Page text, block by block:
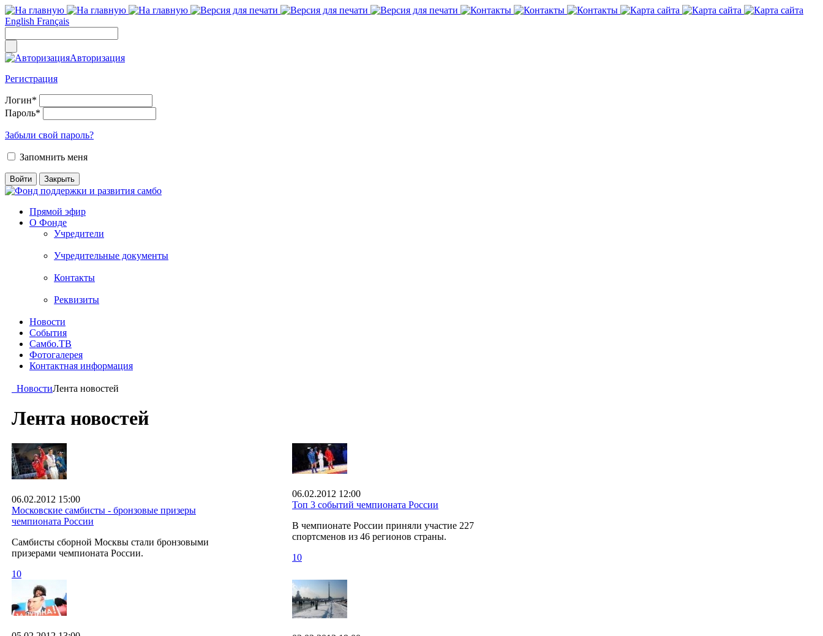
English Français
Авторизация
Регистрация
Логин*
Пароль*
Забыли свой пароль?
Запомнить меня
Прямой эфир
О Фонде
Учредители
Учредительные документы
Контакты
Реквизиты
Новости
События
Самбо.ТВ
Фотогалерея
Контактная информация
НовостиЛента новостей
Лента новостей
06.02.2012 15:00
Московские самбисты - бронзовые призеры
чемпионата России
Самбисты сборной Москвы стали бронзовыми
призерами чемпионата России.
10
06.02.2012 12:00
Топ 3 событий чемпионата России
В чемпионате России приняли участие 227
спортсменов из 46 регионов страны.
10